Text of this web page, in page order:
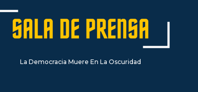
La Democracia Muere En La Oscuridad